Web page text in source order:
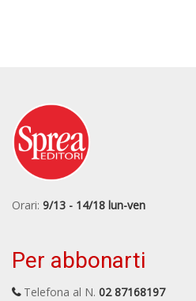
Orari: 9/13 - 14/18 lun-ven
Per abbonarti
Telefona al N. 02 87168197